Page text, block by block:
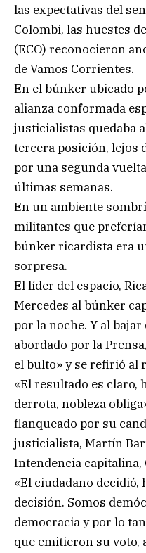
las expectativas del
Colombi, las huestes
(ECO) reconocieron
de Vamos Corrientes.
En el búnker ubicado
alianza conformada
justicialistas quedaba
tercera posición, lejos
por una segunda
últimas semanas.
En un ambiente
militantes que
búnker ricardista era
sorpresa.
El líder del espacio,
Mercedes al búnker
por la noche. Y al
abordado por la
el bulto» y se refirió al
«El resultado es claro,
derrota, nobleza
flanqueado por su
justicialista, Martín
Intendencia capitalina,
«El ciudadano decidió,
decisión. Somos
democracia y por lo
que emitieron su voto,